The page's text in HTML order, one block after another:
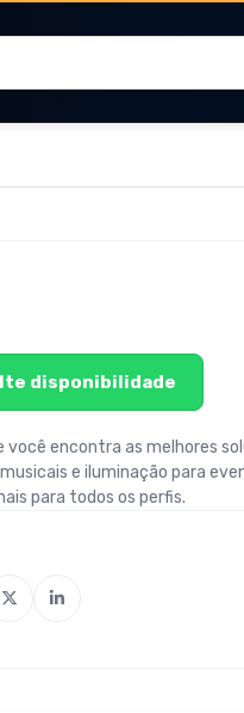
disponibilidade
você encontra as melhores
e iluminação para
para todos os perfis.